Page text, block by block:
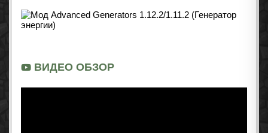
ВИДЕО ОБЗОР